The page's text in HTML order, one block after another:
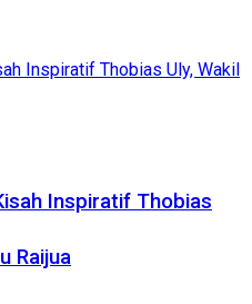
Inspiratif Thobias
Raijua